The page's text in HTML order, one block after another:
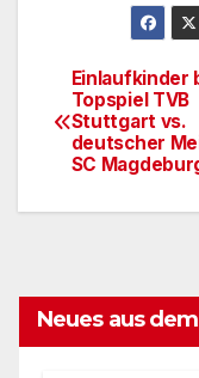
Einlaufkinder
Topspiel TVB
Stuttgart vs.
deutscher
SC
Neues aus